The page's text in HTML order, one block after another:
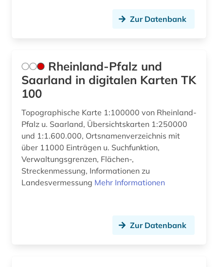
Zur Datenbank
Rheinland-Pfalz und
Saarland in digitalen Karten TK
100
Topographische Karte 1:100000 von Rheinland-
Pfalz u. Saarland, Übersichtskarten 1:250000
und 1:1.600.000, Ortsnamenverzeichnis mit
über 11000 Einträgen u. Suchfunktion,
Verwaltungsgrenzen, Flächen-,
Streckenmessung, Informationen zu
Landesvermessung Mehr Informationen
Zur Datenbank